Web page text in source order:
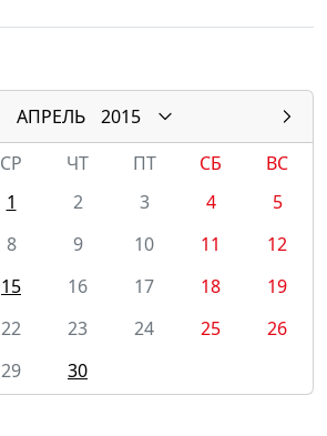
АПРЕЛЬ
2015
СР ЧТ ПТ СБ
ВС
1
2 3 4
5
8 9 10 11
12
15 16 17 18
19
22 23 24 25
26
29 30